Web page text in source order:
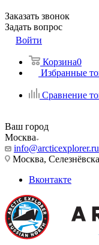
Заказать звонок
Задать вопрос
Войти
Корзина0
Избранные
Сравнение
Ваш город
Москва
info@arcticexplorer.ru
Москва,
Вконтакте